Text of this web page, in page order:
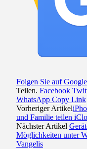
Folgen Sie auf
Teilen. Facebook
WhatsApp Copy Link
Vorheriger Artikel
und Familie teilen
Nächster Artikel
Möglichkeiten unter
Vangelis